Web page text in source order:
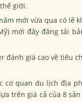
giới.
mới vừa qua có lẽ
mới đây đăng tải
đánh giá cao về tiêu
cơ quan du lịch địa
trên giá cả của 8